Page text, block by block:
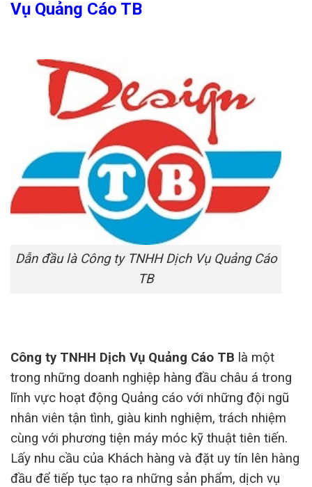
Vụ Quảng Cáo TB
Dẫn đầu là Công ty TNHH Dịch Vụ Quảng Cáo
TB
Công ty TNHH Dịch Vụ Quảng Cáo TB là một
trong những doanh nghiệp hàng đầu châu á trong
lĩnh vực hoạt động Quảng cáo với những đội ngũ
nhân viên tận tình, giàu kinh nghiệm, trách nhiệm
cùng với phương tiện máy móc kỹ thuật tiên tiến.
Lấy nhu cầu của Khách hàng và đặt uy tín lên hàng
đầu để tiếp tục tạo ra những sản phẩm, dịch vụ